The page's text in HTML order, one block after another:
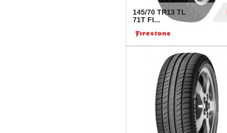
145/70 TR13 TL
71T FI...